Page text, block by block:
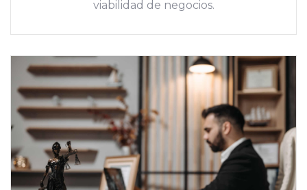
viabilidad de negocios.